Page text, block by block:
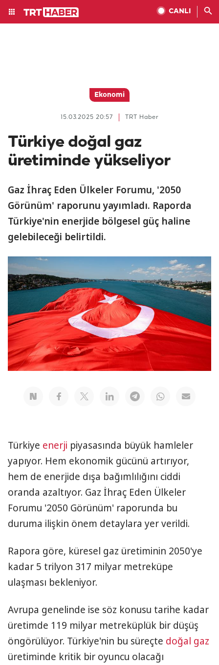
CANLI
Ekonomi
TRT Haber
15.03.2025 20:57
Türkiye doğal gaz
üretiminde yükseliyor
Gaz İhraç Eden Ülkeler Forumu, '2050
Görünüm' raporunu yayımladı. Raporda
Türkiye'nin enerjide bölgesel güç haline
gelebileceği belirtildi.
Türkiye enerji piyasasında büyük hamleler
yapıyor. Hem ekonomik gücünü artırıyor,
hem de enerjide dışa bağımlılığını ciddi
oranda azaltıyor. Gaz İhraç Eden Ülkeler
Forumu '2050 Görünüm' raporunda bu
duruma ilişkin önem detaylara yer verildi.
Rapora göre, küresel gaz üretiminin 2050'ye
kadar 5 trilyon 317 milyar metreküpe
ulaşması bekleniyor.
Avrupa genelinde ise söz konusu tarihe kadar
üretimde 119 milyar metreküplük bir düşüş
öngörülüyor. Türkiye'nin bu süreçte doğal gaz
üretiminde kritik bir oyuncu olacağı